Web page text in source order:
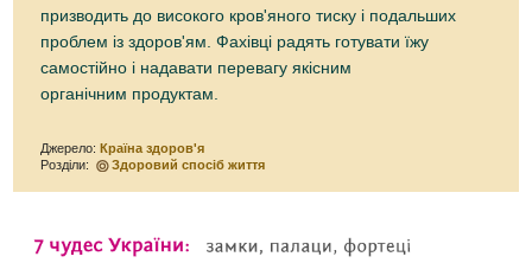
призводить до високого кров'яного тиску і подальших
проблем із здоров'ям. Фахівці радять готувати їжу
самостійно і надавати перевагу якісним
органічним продуктам.
Джерело:Країна здоров'я
Розділи:
Здоровий спосіб життя